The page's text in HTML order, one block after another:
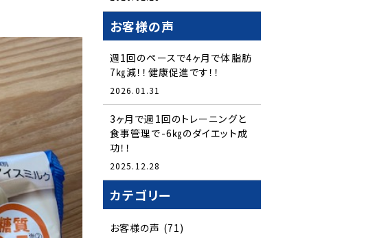
お客様の声
週1回のペースで4ヶ月で体脂肪
7㎏減！！健康促進です！！
2026.01.31
3ヶ月で週1回のトレーニングと
食事管理で-6㎏のダイエット成
功！！
2025.12.28
カテゴリー
お客様の声 (71)